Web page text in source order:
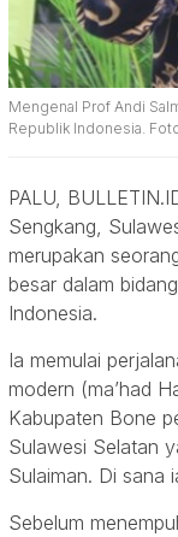
Mengenal Prof Andi
Republik Indonesia.
PALU,
Sengkang,
merupakan
besar dalam
Indonesia.
Ia memulai
modern (ma’had
Kabupaten Bone
Sulawesi Selatan
Sulaiman. Di sana
Sebelum